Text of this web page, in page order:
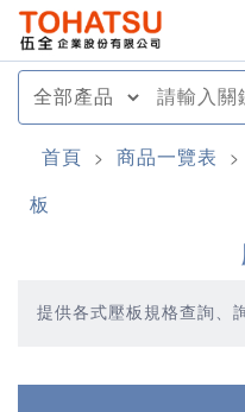
首頁 > 商品一覽表 >
板
提供各式壓板規格查詢、
模具產業多年，秉持著